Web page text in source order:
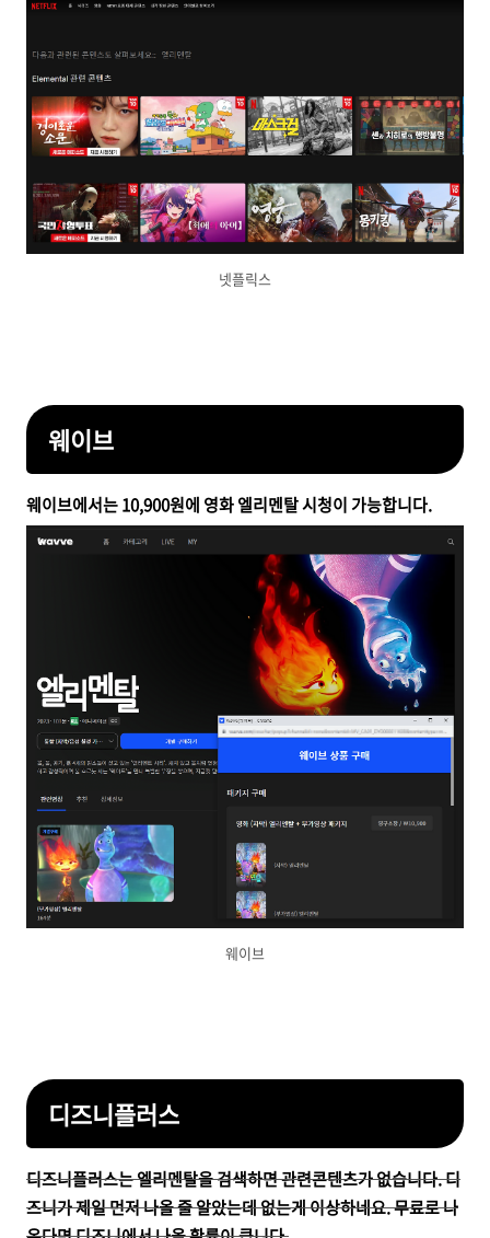
넷플릭스
웨이브
웨이브에서는 10,900원에 영화 엘리멘탈 시청이 가능합니다.
웨이브
디즈니플러스
디즈니플러스는 엘리멘탈을 검색하면 관련콘텐츠가 없습니다. 디
즈니가 제일 먼저 나올 줄 알았는데 없는게 이상하네요. 무료로 나